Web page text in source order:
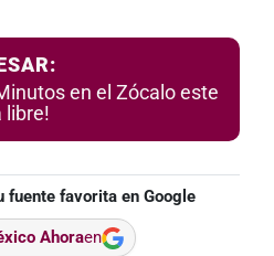
en el Zócalo este
libre!
fuente favorita en Google
Ahoraen